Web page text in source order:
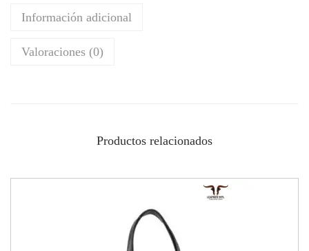
Información adicional
Valoraciones (0)
Productos relacionados